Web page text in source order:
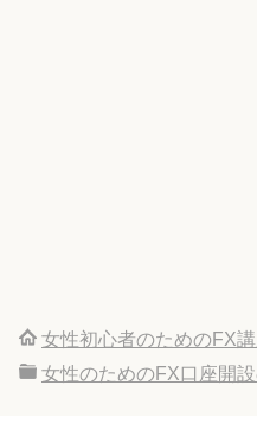
女性初心者のためのFX
女性のためのFX口座開